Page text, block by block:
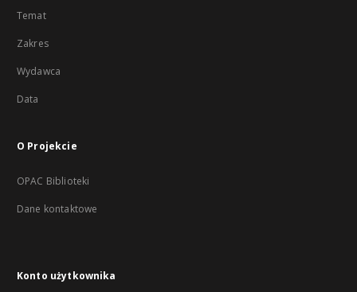
Temat
Zakres
Wydawca
Data
O Projekcie
OPAC Biblioteki
Dane kontaktowe
Konto użytkownika